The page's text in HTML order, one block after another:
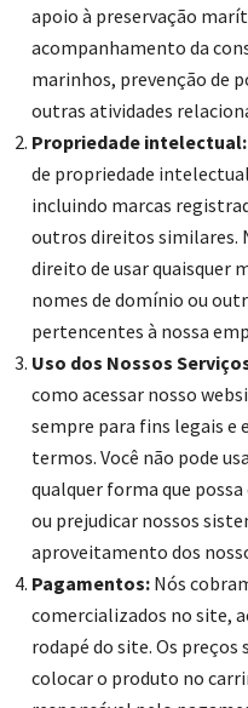
apoio à preservação
acompanhamento da
marinhos, prevenção de
outras atividades
Propriedade intelectual:
de propriedade
incluindo marcas
outros direitos similares.
direito de usar quaisquer
nomes de domínio ou
pertencentes à nossa
Uso dos Nossos
como acessar nosso
sempre para fins legais e
termos. Você não pode
qualquer forma que
ou prejudicar nossos
aproveitamento dos
Pagamentos: Nós
comercializados no site,
rodapé do site. Os
colocar o produto no